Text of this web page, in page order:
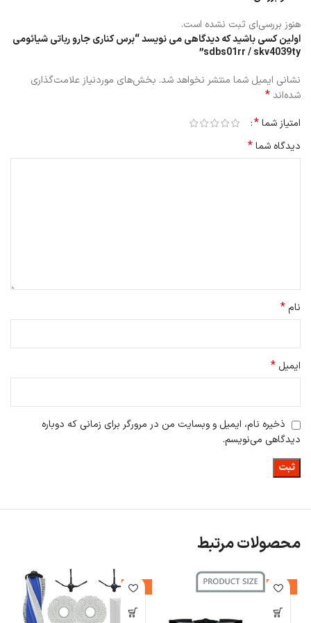
که کار کمتری از برس کناری جارو رباتی شیائومی sdbs01rr / skv4039ty
می‌کشید، بعد از 12 ماه برس کناری جارو رباتی شیائومی sdbs01rr /
هنوز بررسی‌ای ثبت نشده است.
اولین کسی باشید که دیدگاهی می نویسد “برس کناری جارو رباتی شیائومی
sdbs01rr / skv4039ty”
نشانی ایمیل شما منتشر نخواهد شد. بخش‌های موردنیاز علامت‌گذاری
شده‌اند*
امتیاز شما*
دیدگاه شما*
نام*
ایمیل *
ذخیره نام، ایمیل و وبسایت من در مرورگر برای زمانی که دوباره
دیدگاهی می‌نویسم.
محصولات مرتبط
-39%
-42%